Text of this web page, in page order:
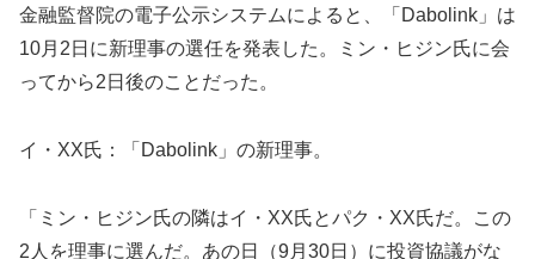
金融監督院の電子公示システムによると、「Dabolink」は
10月2日に新理事の選任を発表した。ミン・ヒジン氏に会
ってから2日後のことだった。
イ・XX氏：「Dabolink」の新理事。
「ミン・ヒジン氏の隣はイ・XX氏とパク・XX氏だ。この
2人を理事に選んだ。あの日（9月30日）に投資協議がな